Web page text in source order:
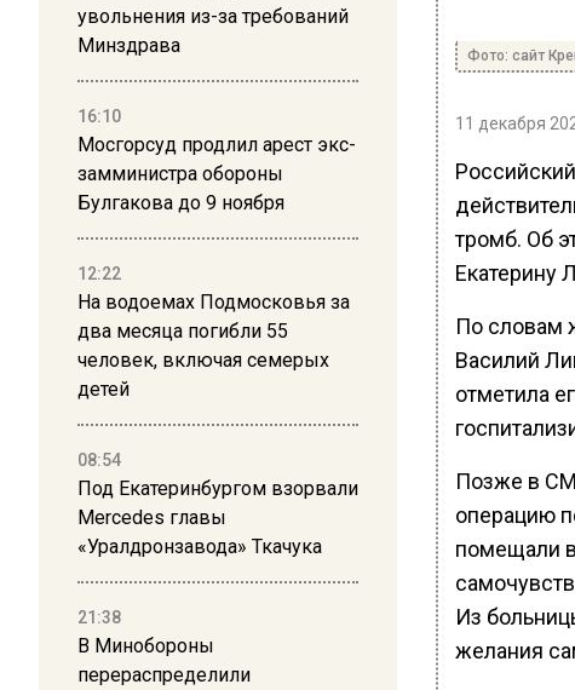
увольнения из-за требований
Минздрава
16:10
Мосгорсуд продлил арест экс-
замминистра обороны
Булгакова до 9 ноября
12:22
На водоемах Подмосковья за
два месяца погибли 55
человек, включая семерых
детей
08:54
Под Екатеринбургом взорвали
Mercedes главы
«Уралдронзавода» Ткачука
21:38
В Минобороны
перераспределили
Фото: сайт
11 декабря
тромб. Об
Екатерину
По словам
Василий
отметила
Позже в
операцию
помещали
Из
желания